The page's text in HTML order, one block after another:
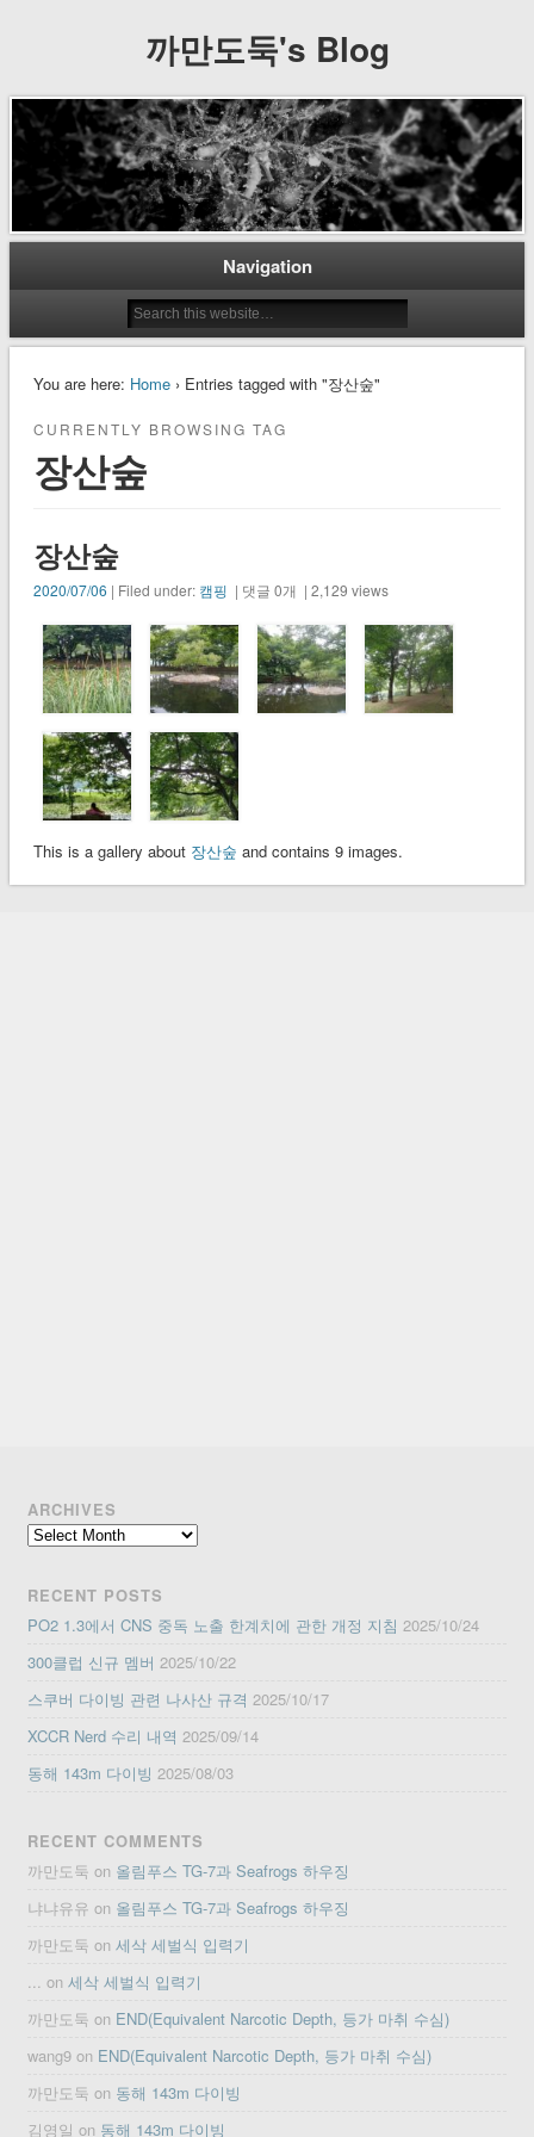
까만도둑's Blog
Navigation
You are here: Home› Entries tagged with "장산숲"
CURRENTLY BROWSING TAG
장산숲
장산숲
2020/07/06 | Filed under: 캠핑 | 댓글 0개 | 2,129 views
This is a gallery about 장산숲 and contains 9 images.
ARCHIVES
Archives
RECENT POSTS
PO2 1.3에서 CNS 중독 노출 한계치에 관한 개정 지침 2025/10/24
300클럽 신규 멤버 2025/10/22
스쿠버 다이빙 관련 나사산 규격 2025/10/17
XCCR Nerd 수리 내역 2025/09/14
동해 143m 다이빙 2025/08/03
RECENT COMMENTS
까만도둑 on 올림푸스 TG-7과 Seafrogs 하우징
냐냐유유 on 올림푸스 TG-7과 Seafrogs 하우징
까만도둑 on세삭 세벌식 입력기
... on세삭 세벌식 입력기
까만도둑 on END(Equivalent Narcotic Depth, 등가 마취 수심)
wang9 on END(Equivalent Narcotic Depth, 등가 마취 수심)
까만도둑 on 동해 143m 다이빙
김영일 on 동해 143m 다이빙